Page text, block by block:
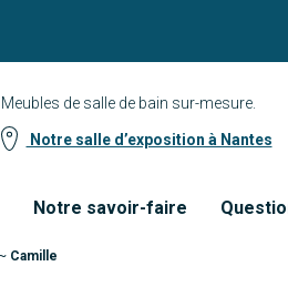
Meubles de salle de bain sur-mesure.
Notre salle d’exposition à Nantes
Notre savoir-faire
Camille